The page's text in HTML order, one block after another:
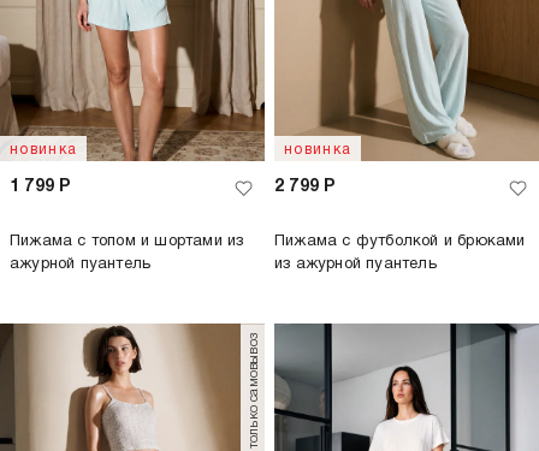
новинка
1 799 Р
Пижама с топом и шортами из
ажурной пуантель
новинка
2 799 Р
Пижама с футболкой и брюками
из ажурной пуантель
только самовывоз